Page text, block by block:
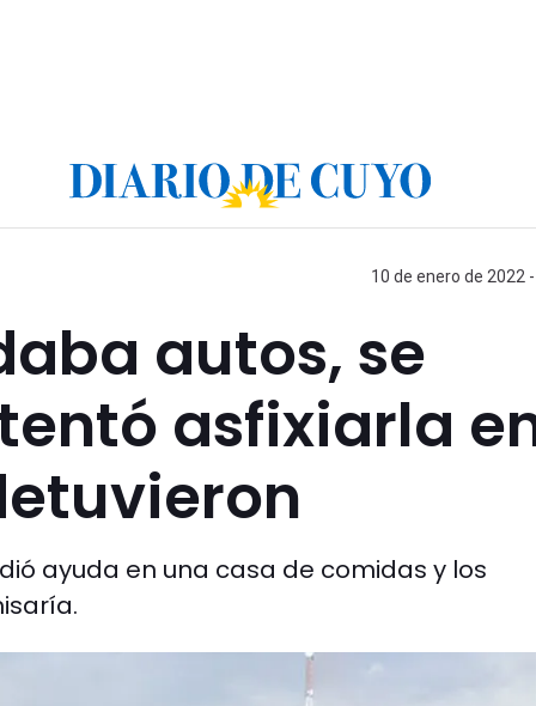
10 de enero de 2022
autos, se
asfixiarla
ayuda en una casa de comidas y los